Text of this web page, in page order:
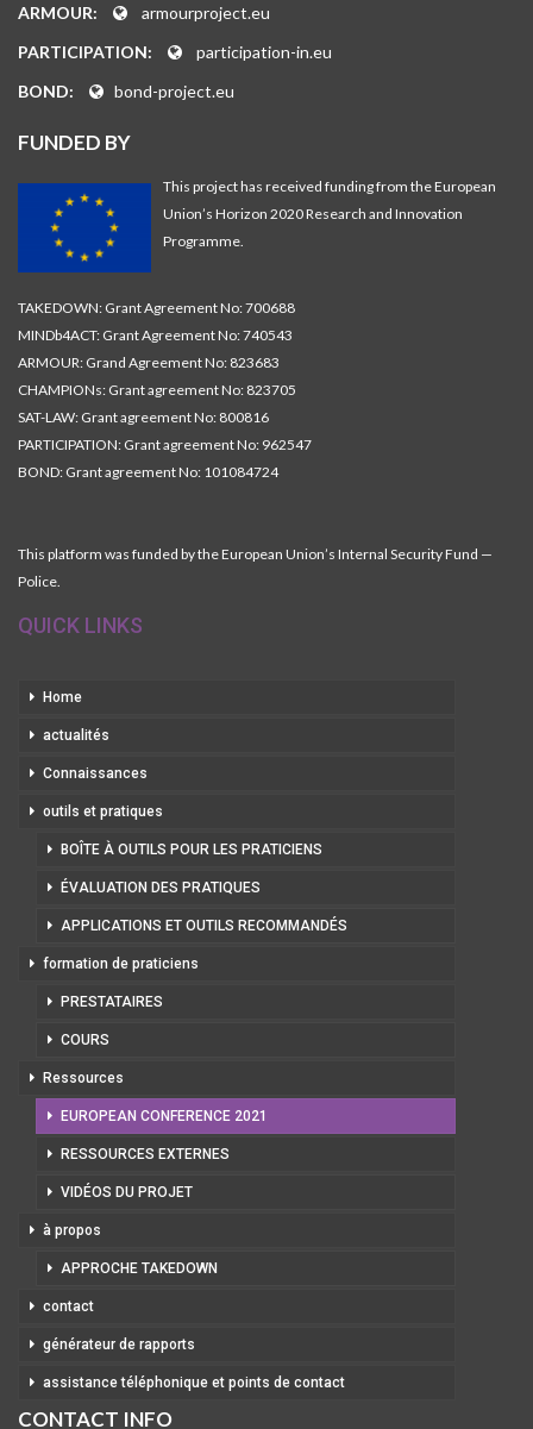
ARMOUR:
armourproject.eu
PARTICIPATION:
participation-in.eu
BOND:
bond-project.eu
FUNDED BY
This project has received funding from the European
Union’s Horizon 2020 Research and Innovation
Programme.
TAKEDOWN: Grant Agreement No: 700688
MINDb4ACT: Grant Agreement No: 740543
ARMOUR: Grand Agreement No: 823683
CHAMPIONs: Grant agreement No: 823705
SAT-LAW: Grant agreement No: 800816
PARTICIPATION: Grant agreement No: 962547
BOND: Grant agreement No: 101084724
This platform was funded by the European Union’s Internal Security Fund —
Police.
QUICK LINKS
Home
actualités
Connaissances
outils et pratiques
BOÎTE À OUTILS POUR LES PRATICIENS
ÉVALUATION DES PRATIQUES
APPLICATIONS ET OUTILS RECOMMANDÉS
formation de praticiens
PRESTATAIRES
COURS
Ressources
EUROPEAN CONFERENCE 2021
RESSOURCES EXTERNES
VIDÉOS DU PROJET
à propos
APPROCHE TAKEDOWN
contact
générateur de rapports
assistance téléphonique et points de contact
CONTACT INFO